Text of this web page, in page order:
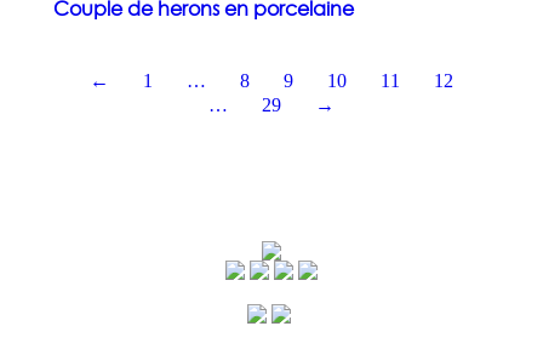
Couple de herons en porcelaine
← 1 … 8 9 10 11
12
…
29 →